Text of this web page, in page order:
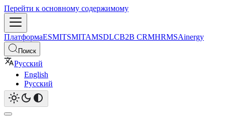
Перейти к основному содержимому
ПлатформаESMITSMITAMSDLCB2B CRMHRMSAinergy
Поиск
Русский
English
Русский